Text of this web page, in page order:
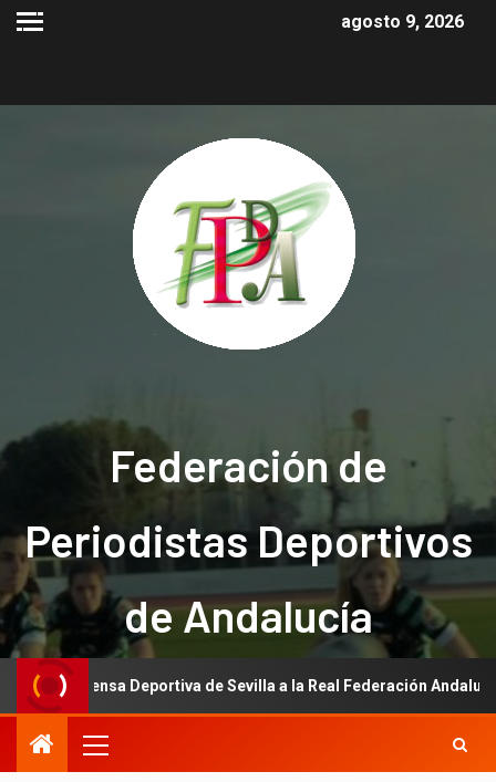
agosto 9, 2026
Federación de
Periodistas Deportivos
de Andalucía
Deportiva de Sevilla a la Real Federación Andaluza de Fútbol